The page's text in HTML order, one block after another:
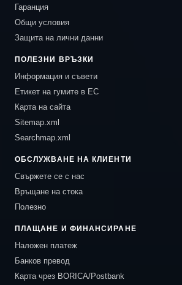
Гаранция
Общи условия
Защита на лични данни
ПОЛЕЗНИ ВРЪЗКИ
Информация и съвети
Етикет на гумите в ЕС
Карта на сайта
Sitemap.xml
Searchmap.xml
ОБСЛУЖВАНЕ НА КЛИЕНТИ
Свържете се с нас
Връщане на стока
Полезно
ПЛАЩАНЕ И ФИНАНСИРАНЕ
Наложен платеж
Банков превод
Карта чрез BORICA/Postbank